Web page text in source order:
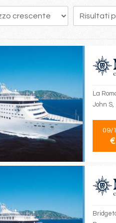
233 234 235 236 237
La
John S,
09/